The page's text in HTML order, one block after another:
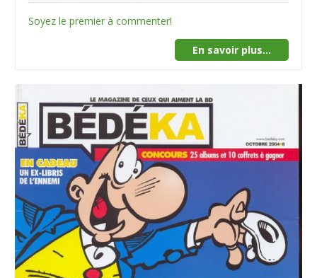
Soyez le premier à commenter!
En savoir plus...